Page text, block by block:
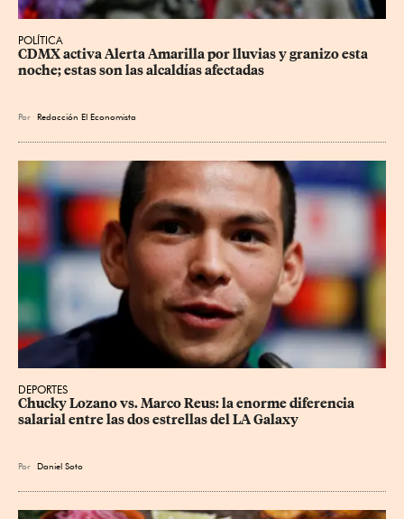
POLÍTICA
CDMX activa Alerta Amarilla por lluvias y granizo esta
noche; estas son las alcaldías afectadas
Por Redacción El Economista
DEPORTES
Chucky Lozano vs. Marco Reus: la enorme diferencia
salarial entre las dos estrellas del LA Galaxy
Por Daniel Soto